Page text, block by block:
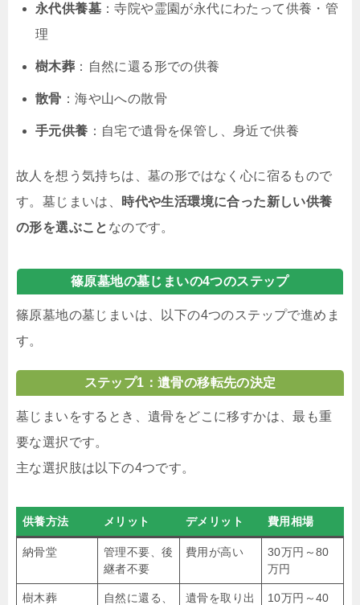
永代供養墓 ：寺院や霊園が永代にわたって供養・管
理
樹木葬 ：自然に還る形での供養
散骨 ：海や山への散骨
手元供養 ：自宅で遺骨を保管し、身近で供養
故人を想う気持ちは、墓の形ではなく心に宿るもので
す。墓じまいは、
時代や生活環境に合った新しい供養
の形を選ぶこと なのです。
篠原墓地の墓じまいの4つのステップ
篠原墓地の墓じまいは、以下の4つのステップで進めま
す。
ステップ1：遺骨の移転先の決定
墓じまいをするとき、遺骨をどこに移すかは、最も重
要な選択です。
主な選択肢は以下の4つです。
供養方法 メリット デメリット 費用相場
納骨堂
管理不要、後
継者不要
費用が高い
30万円～80
万円
樹木葬
自然に還る、
遺骨を取り出
10万円～40